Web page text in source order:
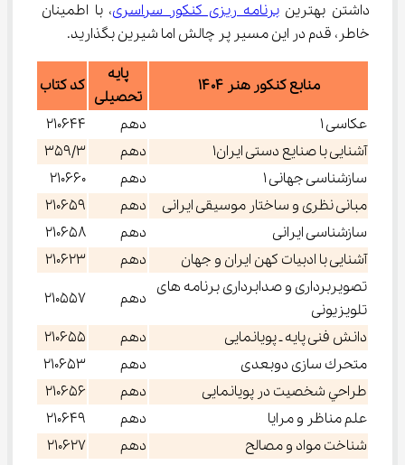
داشتن بهترین برنامه ریزی کنکور سراسری، با اطمینان
خاطر، قدم در این مسیر پر چالش اما شیرین بگذارید.
منابع کنکور هنر ۱۴۰۴
پایه
تحصیلی
کد کتاب
عكاسی 1
دهم
210644
آشنايی با صنايع دستی ايران1
دهم
359/3
سازشناسی جهانی 1
دهم
210660
مبانی نظری و ساختار موسيقی ايرانی
دهم
210659
سازشناسی ايرانی
دهم
210658
آشنايی با ادبيات كهن ايران و جهان
دهم
210623
تصويربرداری و صدابرداری برنامه های
تلويزيونی
دهم
210557
دانش فنی پايه ـ پويانمايی
دهم
210655
متحرك سازی دوبعدی
دهم
210653
طراحي شخصيت در پويانمايی
دهم
210656
علم مناظر و مرايا
دهم
210649
شناخت مواد و مصالح
دهم
210627